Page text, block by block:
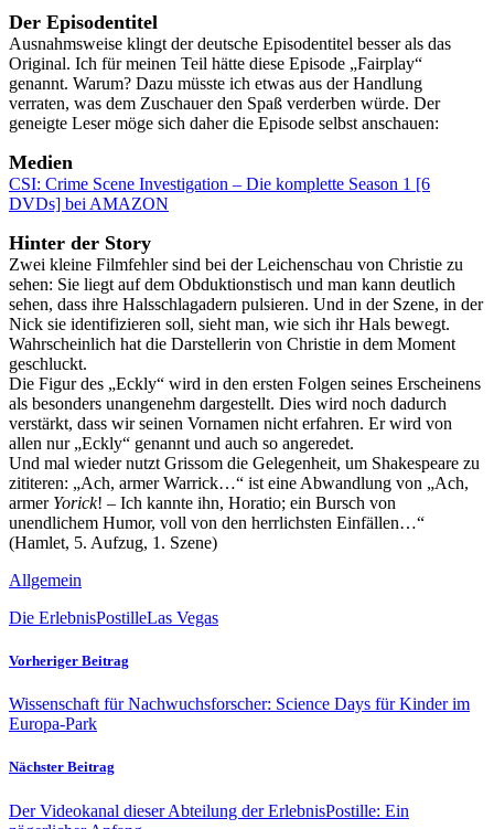
Der Episodentitel
Ausnahmsweise klingt der deutsche Episodentitel besser als das
Original. Ich für meinen Teil hätte diese Episode „Fairplay“
genannt. Warum? Dazu müsste ich etwas aus der Handlung
verraten, was dem Zuschauer den Spaß verderben würde. Der
geneigte Leser möge sich daher die Episode selbst anschauen:
Medien
CSI: Crime Scene Investigation – Die komplette Season 1 [6
DVDs] bei AMAZON
Hinter der Story
Zwei kleine Filmfehler sind bei der Leichenschau von Christie zu
sehen: Sie liegt auf dem Obduktionstisch und man kann deutlich
sehen, dass ihre Halsschlagadern pulsieren. Und in der Szene, in der
Nick sie identifizieren soll, sieht man, wie sich ihr Hals bewegt.
Wahrscheinlich hat die Darstellerin von Christie in dem Moment
geschluckt.
Die Figur des „Eckly“ wird in den ersten Folgen seines Erscheinens
als besonders unangenehm dargestellt. Dies wird noch dadurch
verstärkt, dass wir seinen Vornamen nicht erfahren. Er wird von
allen nur „Eckly“ genannt und auch so angeredet.
Und mal wieder nutzt Grissom die Gelegenheit, um Shakespeare zu
zititeren: „Ach, armer Warrick…“ ist eine Abwandlung von „Ach,
armer Yorick! – Ich kannte ihn, Horatio; ein Bursch von
unendlichem Humor, voll von den herrlichsten Einfällen…“
(Hamlet, 5. Aufzug, 1. Szene)
Allgemein
Die ErlebnisPostilleLas Vegas
Vorheriger Beitrag
Wissenschaft für Nachwuchsforscher: Science Days für Kinder im
Europa-Park
Nächster Beitrag
Der Videokanal dieser Abteilung der ErlebnisPostille: Ein